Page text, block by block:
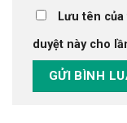
Lưu tên
duyệt này cho